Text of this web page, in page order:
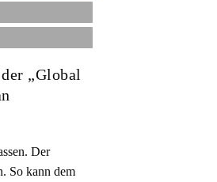
„Global
Der
So kann dem